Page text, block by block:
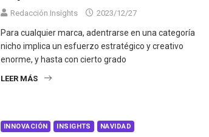
Redacción Insights 2023/12/27
Para cualquier marca, adentrarse en una categoría
nicho implica un esfuerzo estratégico y creativo
enorme, y hasta con cierto grado
LEER MÁS
INNOVACIÓN INSIGHTS NAVIDAD